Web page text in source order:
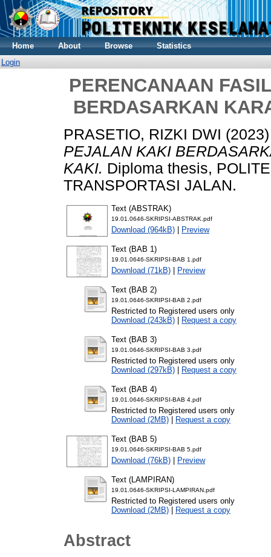
Home About Browse
Statistics
Login
PERENCANAAN
BERDASARKAN
PRASETIO, RIZKI DWI
PEJALAN KAKI
KAKI. Diploma thesis,
TRANSPORTASI JALAN.
Text (ABSTRAK)
19.01.0646-SKRIPSI-ABSTRAK.pdf
Download (964kB) Preview
Text (BAB 1)
19.01.0646-SKRIPSI-BAB 1.pdf
Download (71kB) Preview
Text (BAB 2)
19.01.0646-SKRIPSI-BAB 2.pdf
Restricted to Registered users only
Download (243kB)
Request a copy
Text (BAB 3)
19.01.0646-SKRIPSI-BAB 3.pdf
Restricted to Registered users only
Download (297kB)
Request a copy
Text (BAB 4)
19.01.0646-SKRIPSI-BAB 4.pdf
Restricted to Registered users only
Download (2MB)
Request a copy
Text (BAB 5)
19.01.0646-SKRIPSI-BAB 5.pdf
Download (76kB) Preview
Text (LAMPIRAN)
19.01.0646-SKRIPSI-LAMPIRAN.pdf
Restricted to Registered users only
Download (2MB)
Request a copy
Abstract